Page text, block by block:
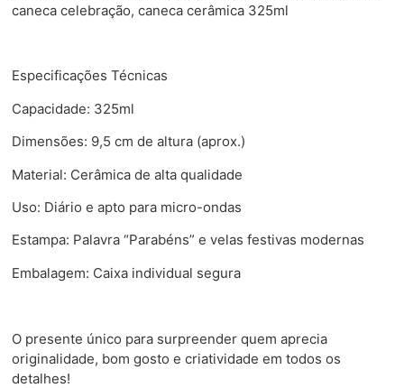
caneca celebração, caneca cerâmica 325ml
Especificações Técnicas
Capacidade: 325ml
Dimensões: 9,5 cm de altura (aprox.)
Material: Cerâmica de alta qualidade
Uso: Diário e apto para micro-ondas
Estampa: Palavra “Parabéns” e velas festivas modernas
Embalagem: Caixa individual segura
O presente único para surpreender quem aprecia
originalidade, bom gosto e criatividade em todos os
detalhes!